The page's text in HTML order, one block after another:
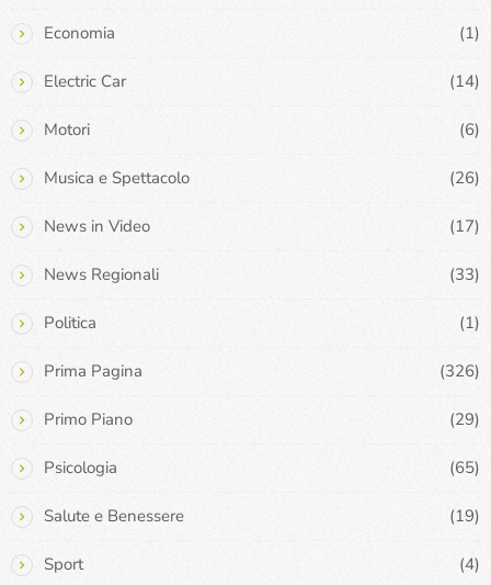
Economia (1)
Electric Car (14)
Motori (6)
Musica e Spettacolo (26)
News in Video (17)
News Regionali (33)
Politica (1)
Prima Pagina (326)
Primo Piano (29)
Psicologia (65)
Salute e Benessere (19)
Sport (4)